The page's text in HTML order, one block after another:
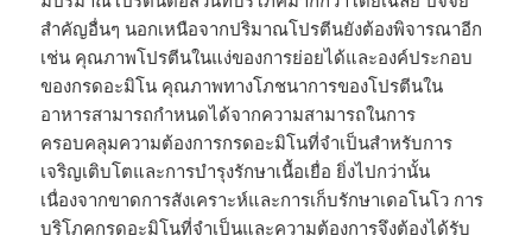
สำคัญอื่นๆ นอกเหนือจากปริมาณโปรตีนยังต้องพิจารณาอีก
เช่น คุณภาพโปรตีนในแง่ของการย่อยได้และองค์ประกอบ
ของกรดอะมิโน คุณภาพทางโภชนาการของโปรตีนใน
อาหารสามารถกำหนดได้จากความสามารถในการ
ครอบคลุมความต้องการกรดอะมิโนที่จำเป็นสำหรับการ
เจริญเติบโตและการบำรุงรักษาเนื้อเยื่อ ยิ่งไปกว่านั้น
เนื่องจากขาดการสังเคราะห์และการเก็บรักษาเดอโนโว การ
บริโภคกรดอะมิโนที่จำเป็นและความต้องการจึงต้องได้รับ